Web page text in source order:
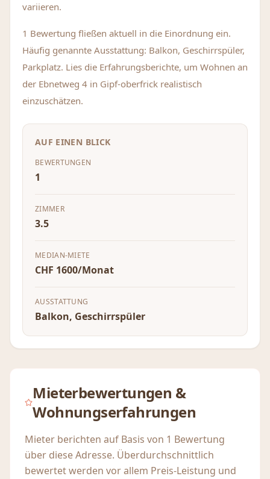
variieren.
1 Bewertung fließen aktuell in die Einordnung ein.
Häufig genannte Ausstattung: Balkon, Geschirrspüler,
Parkplatz. Lies die Erfahrungsberichte, um Wohnen an
der Ebnetweg 4 in Gipf-oberfrick realistisch
einzuschätzen.
AUF EINEN BLICK
BEWERTUNGEN
1
ZIMMER
3.5
MEDIAN-MIETE
CHF 1600/Monat
AUSSTATTUNG
Balkon, Geschirrspüler
Mieterbewertungen &
Wohnungserfahrungen
Mieter berichten auf Basis von 1 Bewertung
über diese Adresse. Überdurchschnittlich
bewertet werden vor allem Preis-Leistung und